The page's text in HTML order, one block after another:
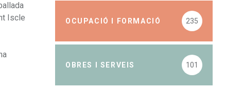
Iscle
OCUPACIÓ I FORMACIÓ 235
OBRES I SERVEIS 101